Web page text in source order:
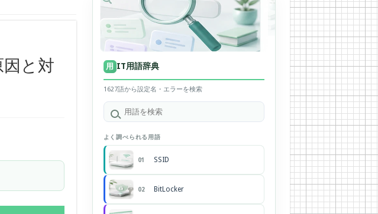
と対
用 IT用語辞典
1627語から設定名・エラーを検索
よく調べられる用語
01 SSID
02 BitLocker